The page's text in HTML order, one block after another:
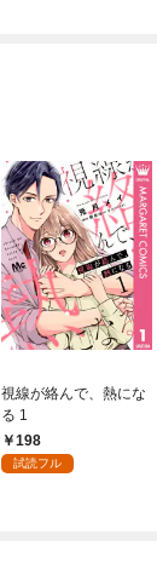
視線が絡んで、熱にな
る 1
198
試読フル